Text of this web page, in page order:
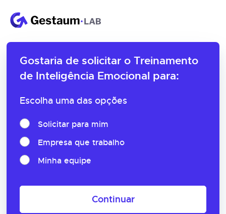
Gostaria de solicitar o Treinamento
de Inteligência Emocional para:
Escolha uma das opções
Solicitar para mim
Empresa que trabalho
Minha equipe
Continuar